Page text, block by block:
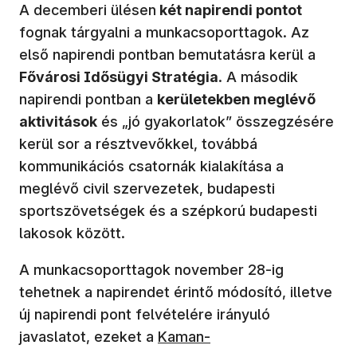
A decemberi ülésen két napirendi pontot
fognak tárgyalni a munkacsoporttagok. Az
első napirendi pontban bemutatásra kerül a
Fővárosi Idősügyi Stratégia. A második
napirendi pontban a kerületekben meglévő
aktivitások és „jó gyakorlatok” összegzésére
kerül sor a résztvevőkkel, továbbá
kommunikációs csatornák kialakítása a
meglévő civil szervezetek, budapesti
sportszövetségek és a szépkorú budapesti
lakosok között.
A munkacsoporttagok november 28-ig
tehetnek a napirendet érintő módosító, illetve
új napirendi pont felvételére irányuló
javaslatot, ezeket a Kaman-